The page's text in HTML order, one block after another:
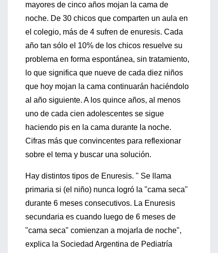
mayores de cinco años mojan la cama de
noche. De 30 chicos que comparten un aula en
el colegio, más de 4 sufren de enuresis. Cada
año tan sólo el 10% de los chicos resuelve su
problema en forma espontánea, sin tratamiento,
lo que significa que nueve de cada diez niños
que hoy mojan la cama continuarán haciéndolo
al año siguiente. A los quince años, al menos
uno de cada cien adolescentes se sigue
haciendo pis en la cama durante la noche.
Cifras más que convincentes para reflexionar
sobre el tema y buscar una solución.
Hay distintos tipos de Enuresis. " Se llama
primaria si (el niño) nunca logró la "cama seca"
durante 6 meses consecutivos. La Enuresis
secundaria es cuando luego de 6 meses de
"cama seca" comienzan a mojarla de noche",
explica la Sociedad Argentina de Pediatría